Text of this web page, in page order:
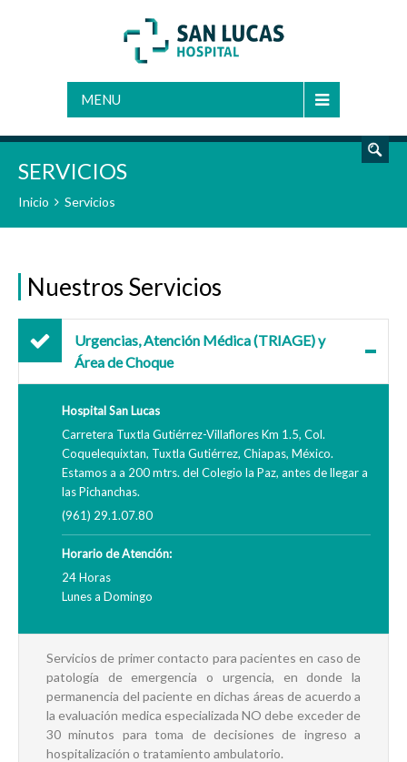
MENU
SERVICIOS
Inicio Servicios
Nuestros Servicios
Urgencias, Atención Médica (TRIAGE) y
Área de Choque
Hospital San Lucas
Carretera Tuxtla Gutiérrez-Villaflores Km 1.5, Col.
Coquelequixtan, Tuxtla Gutiérrez, Chiapas, México.
Estamos a a 200 mtrs. del Colegio la Paz, antes de llegar a
las Pichanchas.
(961) 29.1.07.80
Horario de Atención:
24 Horas
Lunes a Domingo
Servicios de primer contacto para pacientes en caso de
patología de emergencia o urgencia, en donde la
permanencia del paciente en dichas áreas de acuerdo a
la evaluación medica especializada NO debe exceder de
30 minutos para toma de decisiones de ingreso a
hospitalización o tratamiento ambulatorio.